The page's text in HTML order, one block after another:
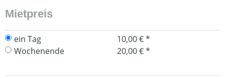
Mietpreis
ein Tag
10,00 € *
Wochenende
20,00 € *